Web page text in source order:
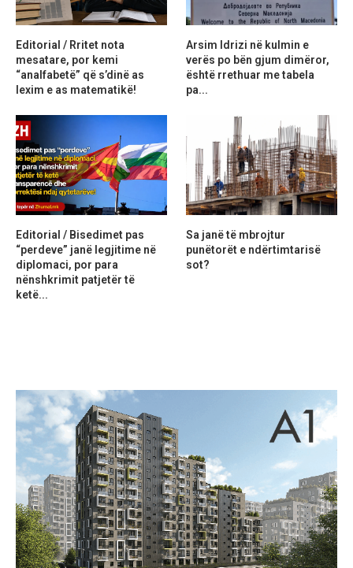
Editorial / Rritet nota
mesatare, por kemi
“analfabetë” që s’dinë as
lexim e as matematikë!
Arsim Idrizi në kulmin e
verës po bën gjum dimëror,
është rrethuar me tabela
pa...
Editorial / Bisedimet pas
“perdeve” janë legjitime në
diplomaci, por para
nënshkrimit patjetër të
ketë...
Sa janë të mbrojtur
punëtorët e ndërtimtarisë
sot?